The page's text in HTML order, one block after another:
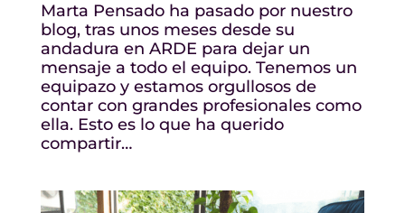
Marta Pensado ha pasado por nuestro
blog, tras unos meses desde su
andadura en ARDE para dejar un
mensaje a todo el equipo. Tenemos un
equipazo y estamos orgullosos de
contar con grandes profesionales como
ella. Esto es lo que ha querido
compartir…